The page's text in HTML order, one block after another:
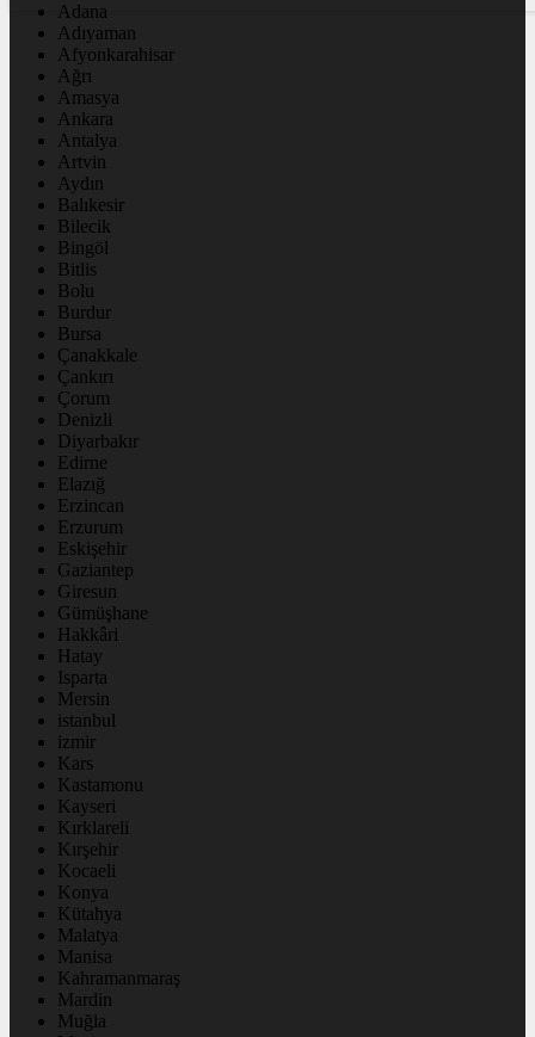
Adana
Adıyaman
Afyonkarahisar
Ağrı
Amasya
Ankara
Antalya
Artvin
Aydın
Balıkesir
Bilecik
Bingöl
Bitlis
Bolu
Burdur
Bursa
Çanakkale
Çankırı
Çorum
Denizli
Diyarbakır
Edirne
Elazığ
Erzincan
Erzurum
Eskişehir
Gaziantep
Giresun
Gümüşhane
Hakkâri
Hatay
Isparta
Mersin
istanbul
izmir
Kars
Kastamonu
Kayseri
Kırklareli
Kırşehir
Kocaeli
Konya
Kütahya
Malatya
Manisa
Kahramanmaraş
Mardin
Muğla